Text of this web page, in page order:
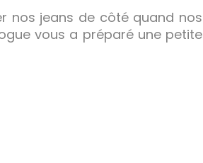
nos jeans de côté quand nos
vous a préparé une petite